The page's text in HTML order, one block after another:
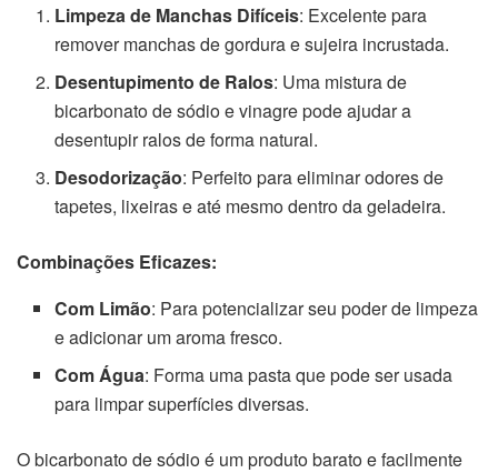
Limpeza de Manchas Difíceis: Excelente para
remover manchas de gordura e sujeira incrustada.
Desentupimento de Ralos: Uma mistura de
bicarbonato de sódio e vinagre pode ajudar a
desentupir ralos de forma natural.
Desodorização: Perfeito para eliminar odores de
tapetes, lixeiras e até mesmo dentro da geladeira.
Combinações Eficazes:
Com Limão: Para potencializar seu poder de limpeza
e adicionar um aroma fresco.
Com Água: Forma uma pasta que pode ser usada
para limpar superfícies diversas.
O bicarbonato de sódio é um produto barato e facilmente